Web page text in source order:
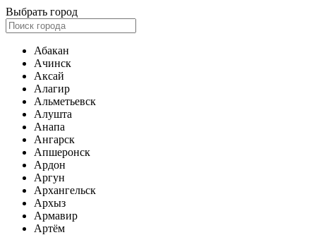
Выбрать город
Абакан
Ачинск
Аксай
Алагир
Альметьевск
Алушта
Анапа
Ангарск
Апшеронск
Ардон
Аргун
Архангельск
Архыз
Армавир
Артём